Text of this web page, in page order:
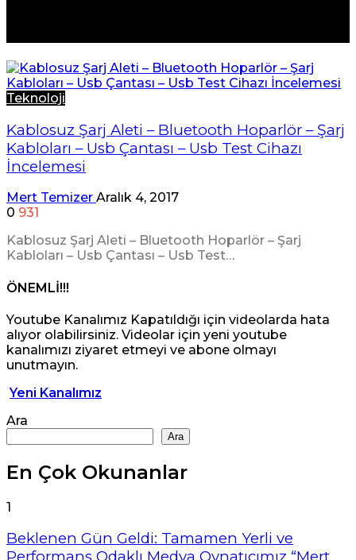
Teknoloji
Kablosuz Şarj Aleti – Bluetooth Hoparlör – Şarj
Kabloları – Usb Çantası – Usb Test Cihazı
İncelemesi
Mert Temizer Aralık 4, 2017
0 931
Kablosuz Şarj Aleti – Bluetooth Hoparlör – Şarj
Kabloları – Usb Çantası – Usb Test…
ÖNEMLİ!!!
Youtube Kanalımız Kapatıldığı için videolarda hata
alıyor olabilirsiniz. Videolar için yeni youtube
kanalımızı ziyaret etmeyi ve abone olmayı
unutmayın.
Yeni Kanalımız
Ara
Ara
En Çok Okunanlar
1
Beklenen Gün Geldi: Tamamen Yerli ve